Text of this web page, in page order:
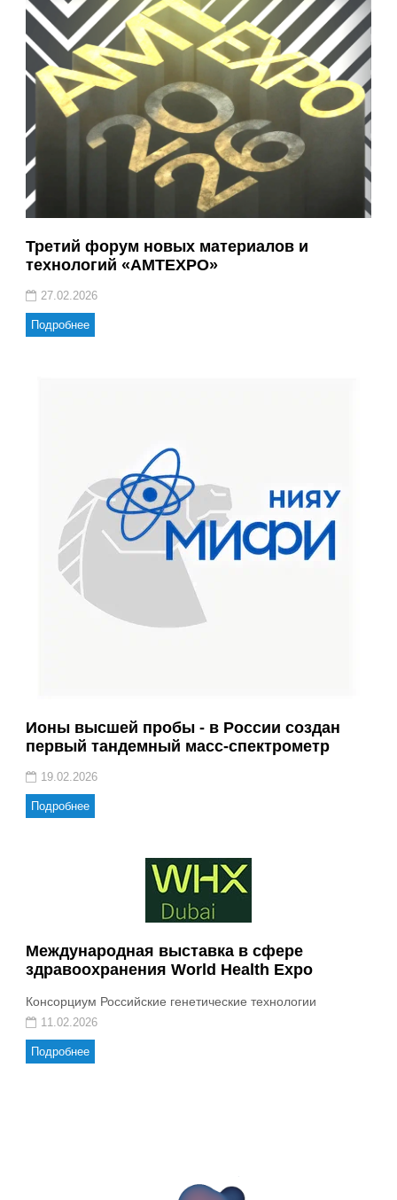
Третий форум новых материалов и
технологий «AMTEXPO»
27.02.2026
Подробнее
Ионы высшей пробы - в России создан
первый тандемный масс-спектрометр
19.02.2026
Подробнее
Международная выставка в сфере
здравоохранения World Health Expo
Консорциум Российские генетические технологии
11.02.2026
Подробнее